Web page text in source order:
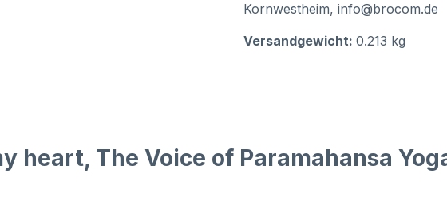
Kornwestheim, info@brocom.de
Versandgewicht: 0.213 kg
heart, The Voice of Paramahansa